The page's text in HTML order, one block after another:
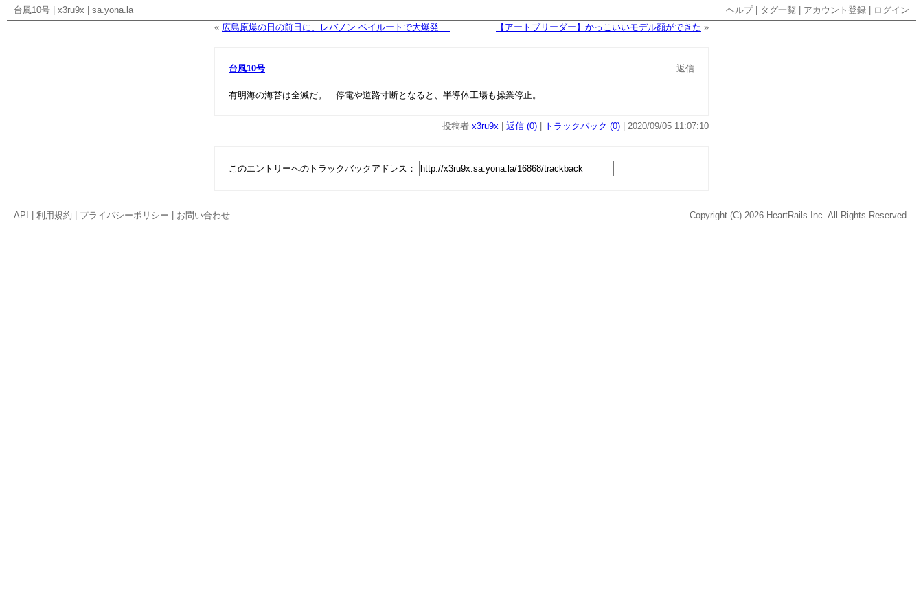
台風10号 x3ru9x sa.yona.la ヘルプ| タグ一覧 アカウント登録
ログイン
« 広島原爆の日の前日に、レバノン ベイルートで大爆発 ... 【アートブリーダー】かっこいいモデル顔ができた »
台風10号 返信
有明海の海苔は全滅だ。 停電や道路寸断となると、半導体工場も操業停止。
投稿者 x3ru9x 返信 (0) トラックバック (0) | 2020/09/05 11:07:10
このエントリーへのトラックバックアドレス：
API 利用規約 プライバシーポリシー お問い合わせ Copyright (C) 2026 HeartRails Inc. All Rights Reserved.